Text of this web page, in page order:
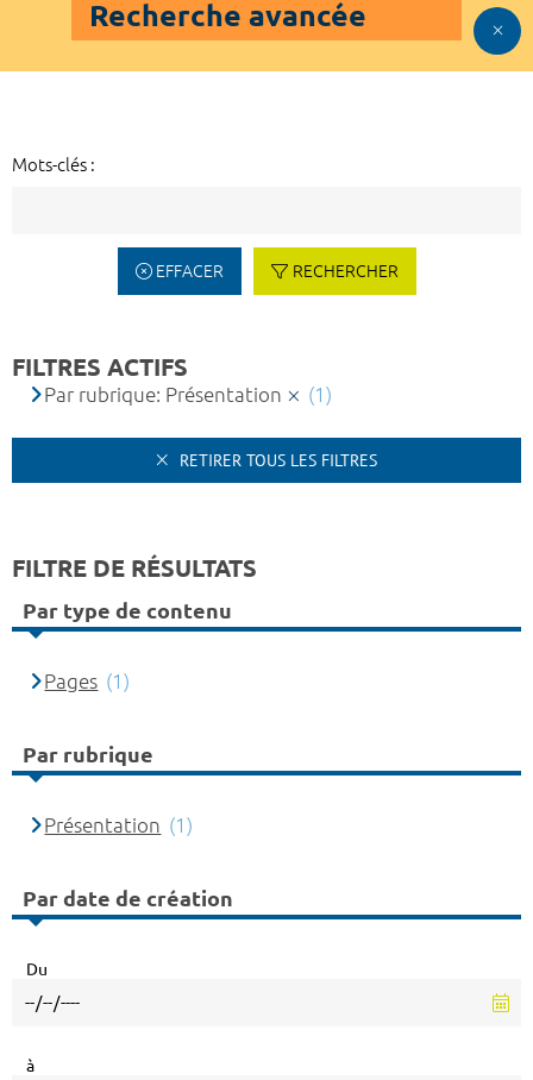
Recherche avancée
Mots-clés :
EFFACER RECHERCHER
FILTRES ACTIFS
Par rubrique: Présentation (1)
RETIRER TOUS LES FILTRES
FILTRE DE RÉSULTATS
Par type de contenu
Pages (1)
Par rubrique
Présentation (1)
Par date de création
Du
à